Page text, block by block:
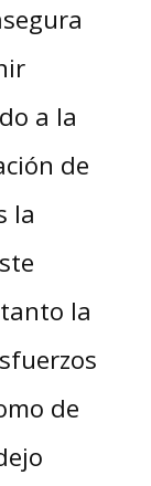
a la
de
la
la
de